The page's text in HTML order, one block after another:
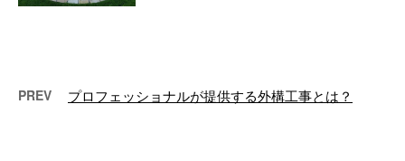
PREV プロフェッショナルが提供する外構工事とは？